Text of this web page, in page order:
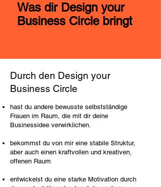
Was dir Design your
Business Circle bringt
Durch den Design your
Business Circle
hast du andere bewusste selbstständige
Frauen im Raum, die mit dir deine
Businessidee verwirklichen.
bekommst du von mir eine stabile Struktur,
aber auch einen kraftvollen und kreativen,
offenen Raum
entwickelst du eine starke Motivation durch